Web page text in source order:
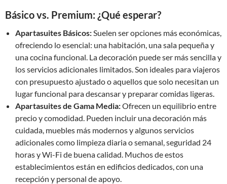
Básico vs. Premium: ¿Qué esperar?
Apartasuites Básicos:Suelen ser opciones más económicas,
ofreciendo lo esencial: una habitación, una sala pequeña y
una cocina funcional. La decoración puede ser más sencilla y
los servicios adicionales limitados. Son ideales para viajeros
con presupuesto ajustado o aquellos que solo necesitan un
lugar funcional para descansar y preparar comidas ligeras.
Apartasuites de Gama Media:Ofrecen un equilibrio entre
precio y comodidad. Pueden incluir una decoración más
cuidada, muebles más modernos y algunos servicios
adicionales como limpieza diaria o semanal, seguridad 24
horas y Wi-Fi de buena calidad. Muchos de estos
establecimientos están en edificios dedicados, con una
recepción y personal de apoyo.